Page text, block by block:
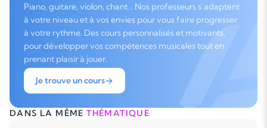
Piano, guitare, violon, chant… Nos professeurs s’adaptent
à votre niveau et à vos envies pour vous faire progresser
à votre rythme. Des cours personnalisés et motivants,
pour développer vos compétences musicales tout en
prenant plaisir à jouer.
Je trouve un cours
DANS LA MÊMETHÉMATIQUE